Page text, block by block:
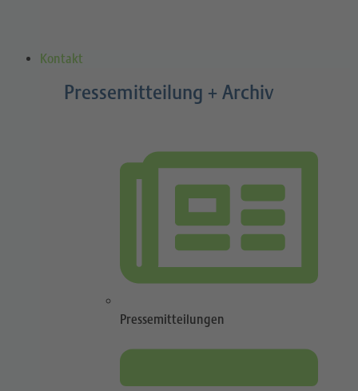
Kontakt
Pressemitteilung + Archiv
Pressemitteilungen